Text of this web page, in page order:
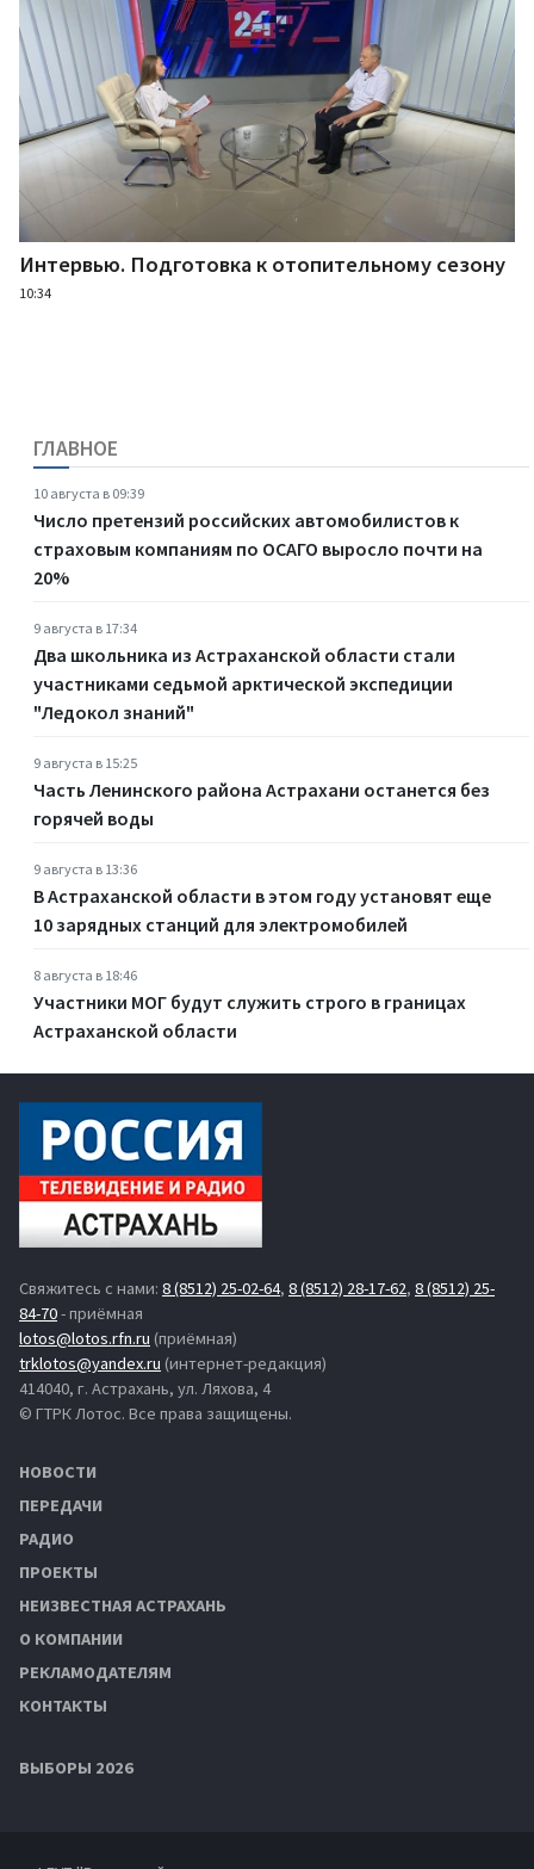
Интервью. Подготовка к отопительному сезону
10:34
ГЛАВНОЕ
10 августа в 09:39
Число претензий российских автомобилистов к
страховым компаниям по ОСАГО выросло почти на
20%
9 августа в 17:34
Два школьника из Астраханской области стали
участниками седьмой арктической экспедиции
"Ледокол знаний"
9 августа в 15:25
Часть Ленинского района Астрахани останется без
горячей воды
9 августа в 13:36
В Астраханской области в этом году установят еще
10 зарядных станций для электромобилей
8 августа в 18:46
Участники МОГ будут служить строго в границах
Астраханской области
Свяжитесь с нами: 8 (8512) 25-02-64, 8 (8512) 28-17-62, 8 (8512) 25-
84-70- приёмная
lotos@lotos.rfn.ru (приёмная)
trklotos@yandex.ru (интернет-редакция)
414040, г. Астрахань, ул. Ляхова, 4
© ГТРК Лотос. Все права защищены.
НОВОСТИ
ПЕРЕДАЧИ
РАДИО
ПРОЕКТЫ
НЕИЗВЕСТНАЯ АСТРАХАНЬ
О КОМПАНИИ
РЕКЛАМОДАТЕЛЯМ
КОНТАКТЫ
ВЫБОРЫ 2026